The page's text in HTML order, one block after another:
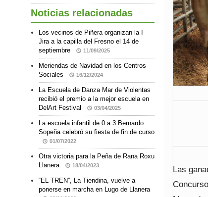
Las
Noticias relacionadas
Los vecinos de Piñera organizan la I
Jira a la capilla del Fresno el 14 de
septiembre
11/09/2025
Meriendas de Navidad en los Centros
Sociales
16/12/2024
La Escuela de Danza Mar de Violentas
recibió el premio a la mejor escuela en
DelArt Festival
03/04/2025
La escuela infantil de 0 a 3 Bernardo
Sopeña celebró su fiesta de fin de curso
01/07/2022
Otra victoria para la Peña de Rana Roxu
Llanera
18/04/2023
“EL TREN”, La Tiendina, vuelve a
ponerse en marcha en Lugo de Llanera